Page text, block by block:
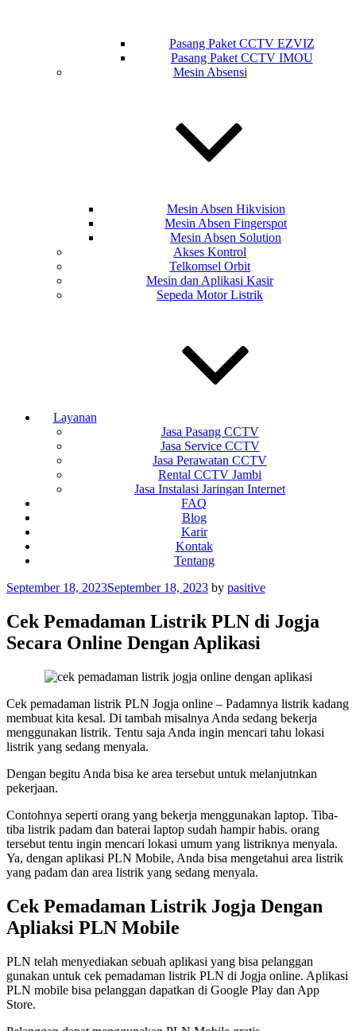
Pasang Paket CCTV EZVIZ
Pasang Paket CCTV IMOU
Mesin Absensi
Mesin Absen Hikvision
Mesin Absen Fingerspot
Mesin Absen Solution
Akses Kontrol
Telkomsel Orbit
Mesin dan Aplikasi Kasir
Sepeda Motor Listrik
Layanan
Jasa Pasang CCTV
Jasa Service CCTV
Jasa Perawatan CCTV
Rental CCTV Jambi
Jasa Instalasi Jaringan Internet
FAQ
Blog
Karir
Kontak
Tentang
Posted
September 18, 2023September 18, 2023 by pasitive
Cek Pemadaman Listrik PLN di Jogja
Secara Online Dengan Aplikasi
Cek pemadaman listrik PLN Jogja online – Padamnya listrik kadang
membuat kita kesal. Di tambah misalnya Anda sedang bekerja
menggunakan listrik. Tentu saja Anda ingin mencari tahu lokasi
listrik yang sedang menyala.
Dengan begitu Anda bisa ke area tersebut untuk melanjutnkan
pekerjaan.
Contohnya seperti orang yang bekerja menggunakan laptop. Tiba-
tiba listrik padam dan baterai laptop sudah hampir habis. orang
tersebut tentu ingin mencari lokasi umum yang listriknya menyala.
Ya, dengan aplikasi PLN Mobile, Anda bisa mengetahui area listrik
yang padam dan area listrik yang sedang menyala.
Cek Pemadaman Listrik Jogja Dengan
Apliaksi PLN Mobile
PLN telah menyediakan sebuah aplikasi yang bisa pelanggan
gunakan untuk cek pemadaman listrik PLN di Jogja online. Aplikasi
PLN mobile bisa pelanggan dapatkan di Google Play dan App
Store.